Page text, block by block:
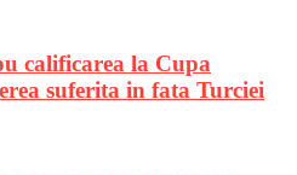
calificarea la Cupa
suferita in fata Turciei